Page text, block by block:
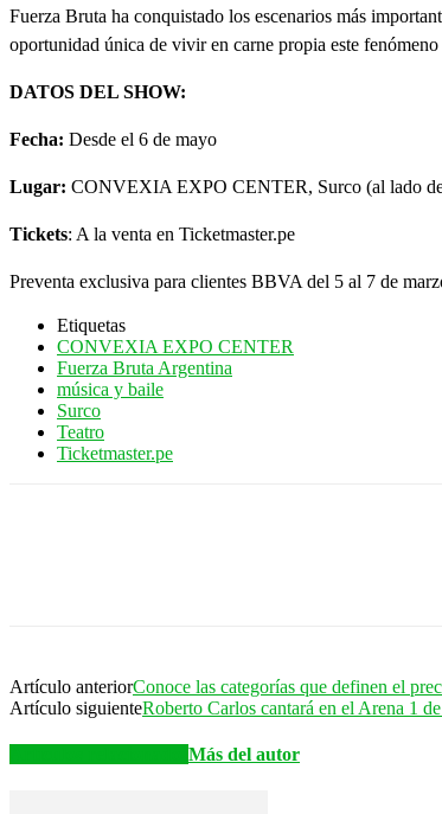
Fuerza Bruta ha conquistado los escenarios más
oportunidad única de vivir en carne propia este
DATOS DEL SHOW:
Fecha: Desde el 6 de mayo
Lugar: CONVEXIA EXPO CENTER, Surco (al lado
Tickets: A la venta en Ticketmaster.pe
Preventa exclusiva para clientes BBVA del 5 al 7 de
Etiquetas
CONVEXIA EXPO CENTER
Fuerza Bruta Argentina
música y baile
Surco
Teatro
Ticketmaster.pe
Artículo anteriorConoce las categorías que definen el
Artículo siguienteRoberto Carlos cantará en el Arena 1
Más del autor